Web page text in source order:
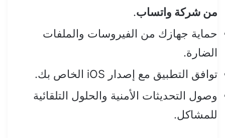
من شركة واتساب.
حماية جهازك من الفيروسات والملفات
الضارة.
توافق التطبيق مع إصدار iOS الخاص بك.
وصول التحديثات الأمنية والحلول التلقائية
للمشاكل.